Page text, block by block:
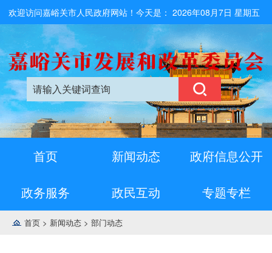
欢迎访问嘉峪关市人民政府网站！今天是：2026年08月7日 星期五
首页 新闻动态 政府信息公开
政务服务 政民互动 专题专栏
首页 > 新闻动态 > 部门动态